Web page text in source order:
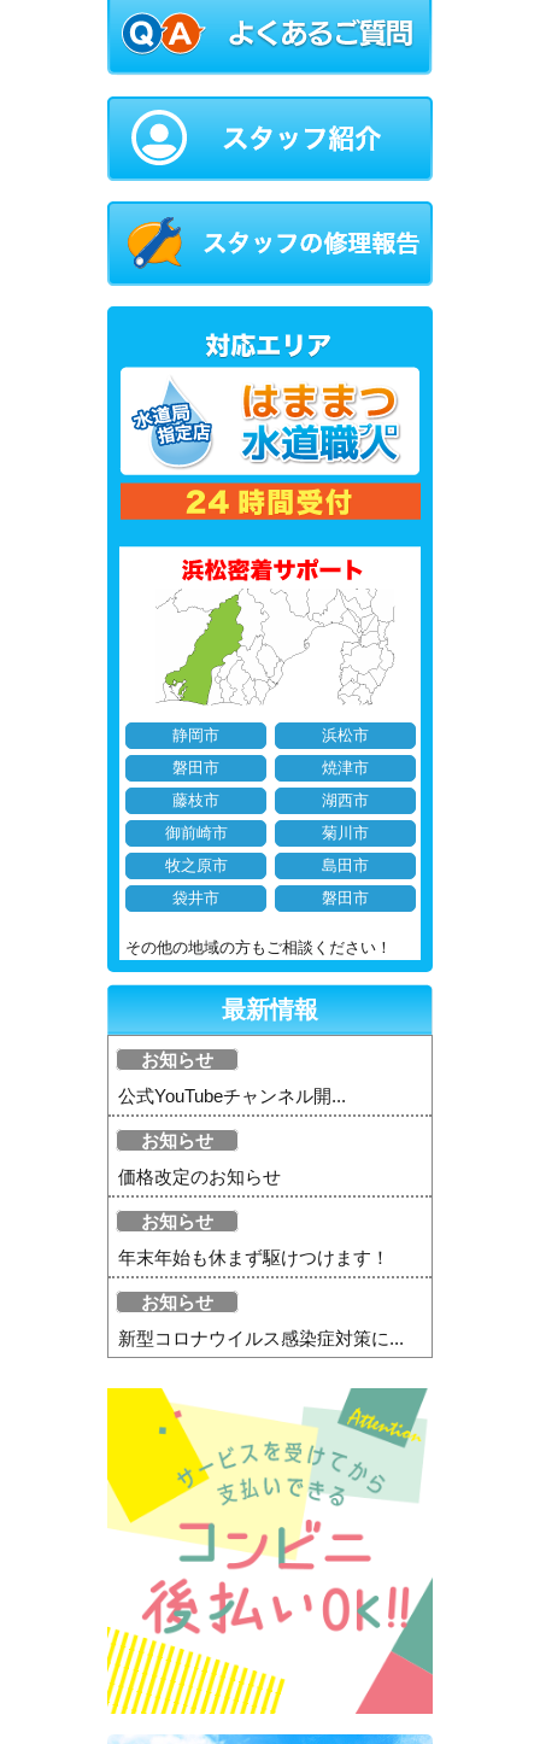
静岡市
浜松市
磐田市
焼津市
藤枝市
湖西市
御前崎市
菊川市
牧之原市
島田市
袋井市
磐田市
その他の地域の方もご相談ください！
最新情報
お知らせ
公式YouTubeチャンネル開...
お知らせ
価格改定のお知らせ
お知らせ
年末年始も休まず駆けつけます！
お知らせ
新型コロナウイルス感染症対策に...